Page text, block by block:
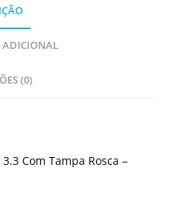
ADICIONAL
(0)
Com Tampa Rosca –